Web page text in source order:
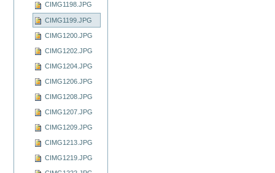
CIMG1198.JPG
CIMG1199.JPG
CIMG1200.JPG
CIMG1202.JPG
CIMG1204.JPG
CIMG1206.JPG
CIMG1208.JPG
CIMG1207.JPG
CIMG1209.JPG
CIMG1213.JPG
CIMG1219.JPG